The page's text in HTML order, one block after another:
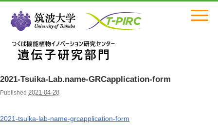
Click
2021-Tsuika-Lab.name-GRCapplication-form
Published 2021-04-28
2021-tsuika-lab-name-grcapplication-form